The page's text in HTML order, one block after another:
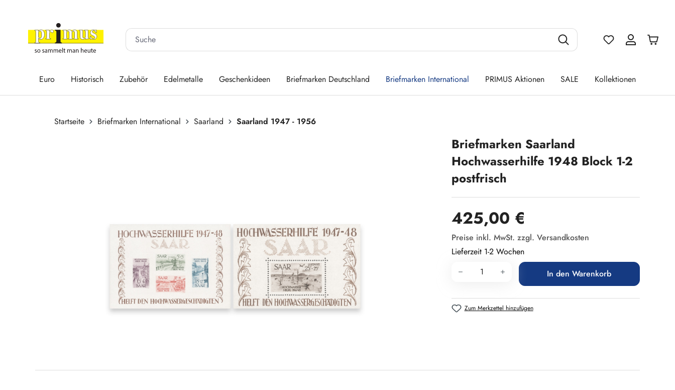
Du hast 0
Euro Historisch Zubehör Edelmetalle Geschenkideen Briefmarken Deutschland Briefmarken International PRIMUS Aktionen SALE Kollektionen
Startseite Briefmarken International Saarland
Saarland 1947 - 1956
Briefmarken Saarland
Hochwasserhilfe 1948 Block 1-2
postfrisch
Regulärer Preis:
425,00 €
Preise inkl. MwSt. zzgl. Versandkosten
Lieferzeit 1-2 Wochen
Produkt Anzahl: Gib den gewünschten
In den Warenkorb
Zum Merkzettel hinzufügen